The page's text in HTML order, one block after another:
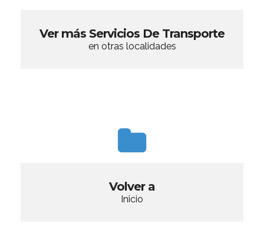
Ver más Servicios De Transporte
en otras localidades
Volver a
Inicio